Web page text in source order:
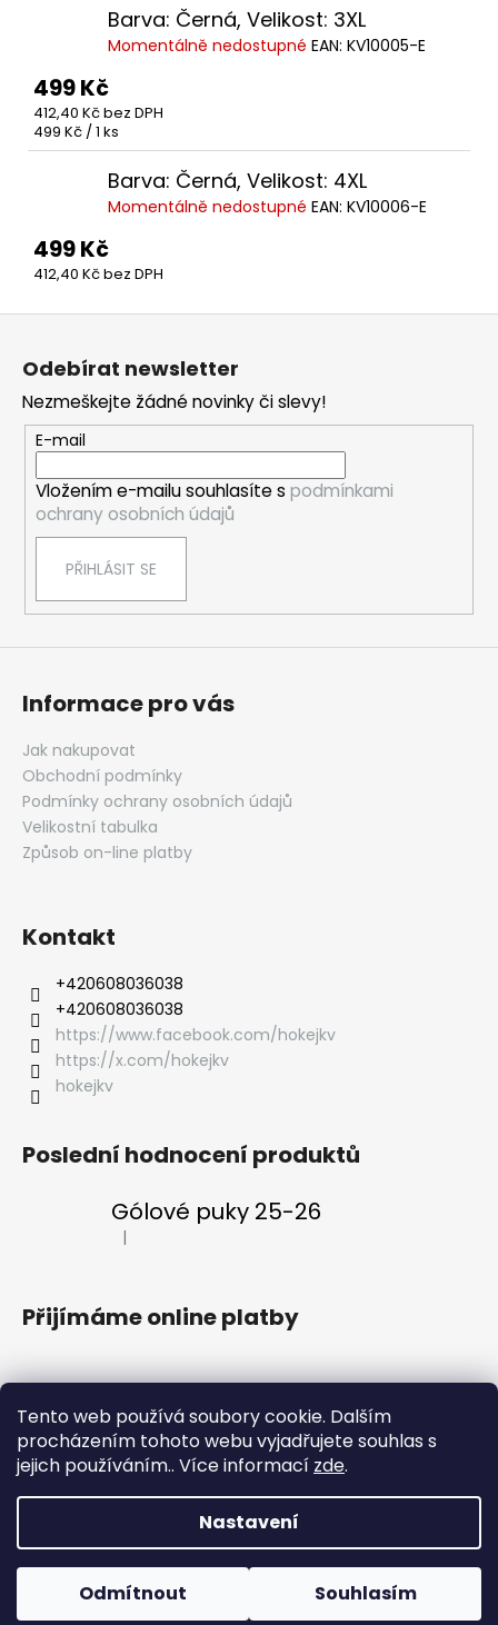
Tento web používá soubory cookie. Dalším
procházením tohoto webu vyjadřujete souhlas s
jejich používáním.. Více informací zde.
Nastavení
Odmítnout Souhlasím
Vítejte v nově otevřeném oficiálním e-shopu HC Energie
Barva: Černá, Velikost: 3XL
Momentálně nedostupné EAN: KV10005-E
499 Kč
412,40 Kč bez DPH
Měrná
cena:
499 Kč / 1 ks
Barva: Černá, Velikost: 4XL
Momentálně nedostupné EAN: KV10006-E
499 Kč
412,40 Kč bez DPH
Z
Odebírat newsletter
Nezmeškejte žádné novinky či slevy!
E-mail
Vložením e-mailu souhlasíte s podmínkami
ochrany osobních údajů
PŘIHLÁSIT SE
Informace pro vás
Jak nakupovat
Obchodní podmínky
Podmínky ochrany osobních údajů
Velikostní tabulka
Způsob on-line platby
Kontakt
‭+420608036038
‭+420608036038
https://www.facebook.com/hokejkv
https://x.com/hokejkv
hokejkv
Poslední hodnocení produktů
Gólové puky 25-26
Hodnocení produktu je 5 z 5 hvězdiček.
|
Přijímáme online platby
Klubový web Vstupenky Fanklub Aplikace ENERGIE
Copyright 2026#VeVaru shop. Všechna práva